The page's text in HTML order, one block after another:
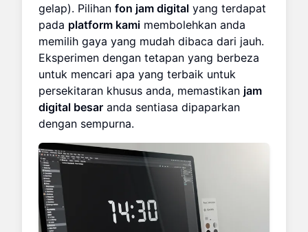
gelap). Pilihan fon jam digital yang terdapat
pada platform kami membolehkan anda
memilih gaya yang mudah dibaca dari jauh.
Eksperimen dengan tetapan yang berbeza
untuk mencari apa yang terbaik untuk
persekitaran khusus anda, memastikan jam
digital besar anda sentiasa dipaparkan
dengan sempurna.